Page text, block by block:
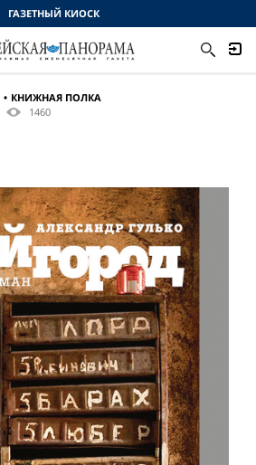
КНИЖНАЯ ПОЛКА
1460
ГАЗЕТНЫЙ КИОСК